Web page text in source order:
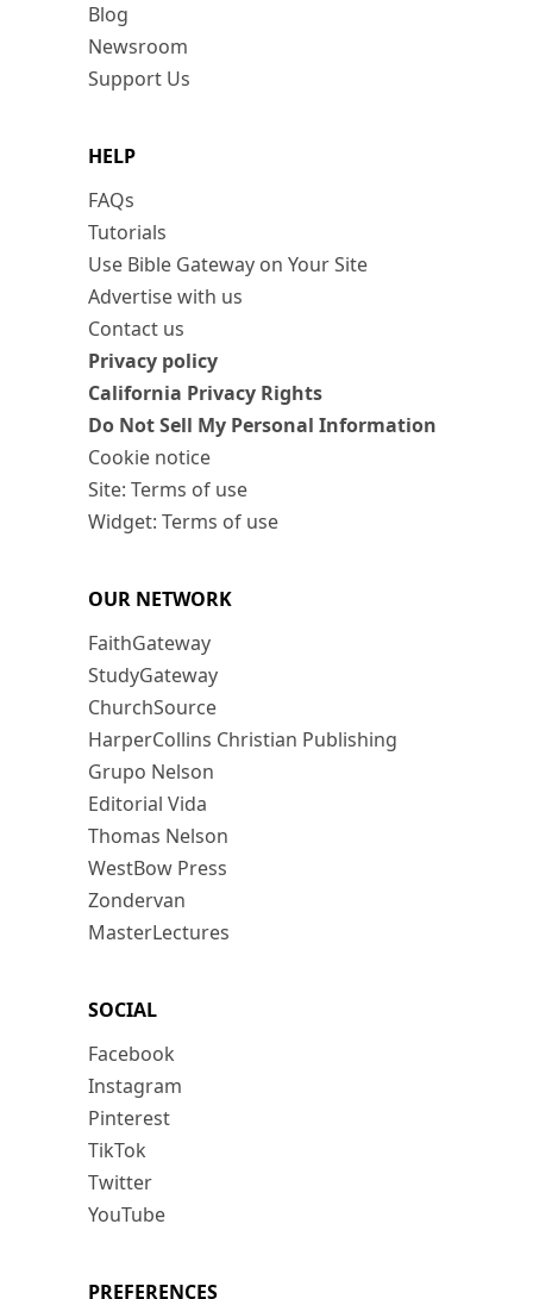
Blog
Newsroom
Support Us
HELP
FAQs
Tutorials
Use Bible Gateway on Your Site
Advertise with us
Contact us
Privacy policy
California Privacy Rights
Do Not Sell My Personal Information
Cookie notice
Site: Terms of use
Widget: Terms of use
OUR NETWORK
FaithGateway
StudyGateway
ChurchSource
HarperCollins Christian Publishing
Grupo Nelson
Editorial Vida
Thomas Nelson
WestBow Press
Zondervan
MasterLectures
SOCIAL
Facebook
Instagram
Pinterest
TikTok
Twitter
YouTube
PREFERENCES